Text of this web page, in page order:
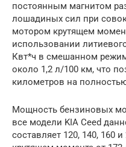
постоянным магнитом
лошадиных сил при
мотором крутящем
использовании
Квт*ч в смешанном
около 1,2 л/100 км, что
километров на
Мощность бензиновых
все модели KIA Ceed
составляет 120, 140, 160